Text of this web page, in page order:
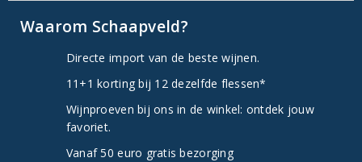
Waarom Schaapveld?
Directe import van de beste wijnen.
11+1 korting bij 12 dezelfde flessen*
Wijnproeven bij ons in de winkel: ontdek jouw
favoriet.
Vanaf 50 euro gratis bezorging